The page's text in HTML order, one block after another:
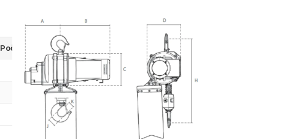
Počet pramenů Rychlost zvedání
1 2 kW 4 m/min
2 kW 4 m/min
4 m/min